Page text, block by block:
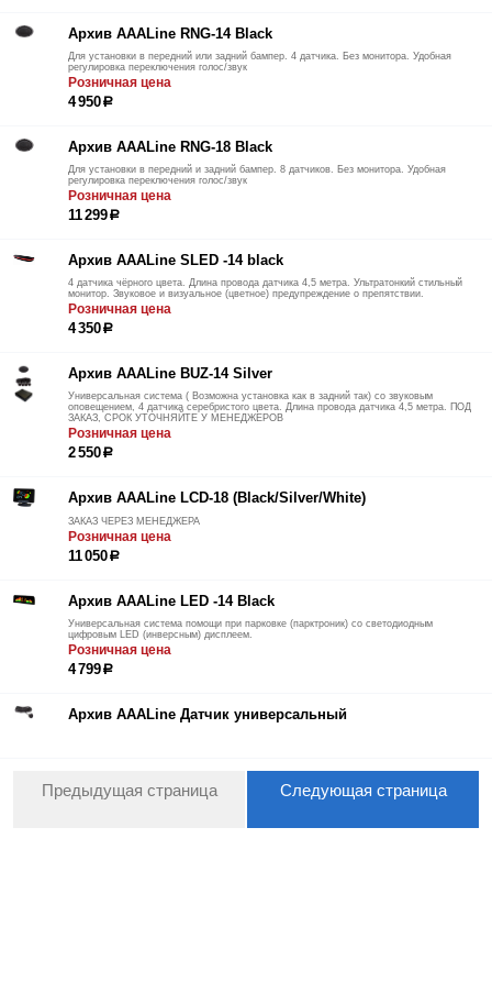
Архив AAALine RNG-14 Black
Для установки в передний или задний бампер. 4 датчика. Без монитора. Удобная
регулировка переключения голос/звук
Розничная цена
4 950р
Архив AAALine RNG-18 Black
Для установки в передний и задний бампер. 8 датчиков. Без монитора. Удобная
регулировка переключения голос/звук
Розничная цена
11 299р
Архив AAALine SLED -14 black
4 датчика чёрного цвета. Длина провода датчика 4,5 метра. Ультратонкий стильный
монитор. Звуковое и визуальное (цветное) предупреждение о препятствии.
Розничная цена
4 350р
Архив AAALine BUZ-14 Silver
Универсальная система ( Возможна установка как в задний так) со звуковым
оповещением, 4 датчика серебристого цвета. Длина провода датчика 4,5 метра. ПОД
ЗАКАЗ, СРОК УТОЧНЯЙТЕ У МЕНЕДЖЕРОВ
Розничная цена
2 550р
Архив AAALine LCD-18 (Black/Silver/White)
ЗАКАЗ ЧЕРЕЗ МЕНЕДЖЕРА
Розничная цена
11 050р
Архив AAALine LED -14 Black
Универсальная система помощи при парковке (парктроник) со светодиодным
цифровым LED (инверсным) дисплеем.
Розничная цена
4 799р
Архив AAALine Датчик универсальный
Предыдущая страница Следующая страница